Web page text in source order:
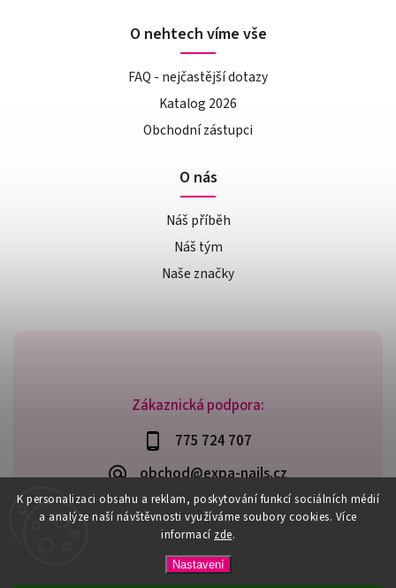
K personalizaci obsahu a reklam, poskytování funkcí sociálních médií
a analýze naší návštěvnosti využíváme soubory cookies. Více
informací zde.
Nastavení
Zákaznická podpora:
775 724 707
obchod@expa-nails.cz
O nehtech víme vše
FAQ - nejčastější dotazy
Katalog 2026
Obchodní zástupci
O nás
Náš příběh
Náš tým
Naše značky
Expanails.cz. Všechna práva vyhrazena.
Upravit nastavení cookies